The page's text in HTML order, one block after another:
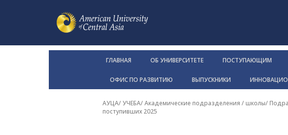
ГЛАВНАЯ ОБ УНИВЕРСИТЕТЕ ПОСТУПАЮЩИМ
ОФИС ПО РАЗВИТИЮ ВЫПУСКНИКИ
АУЦА/ УЧЕБА/Академические подразделения / школы/
поступивших 2025